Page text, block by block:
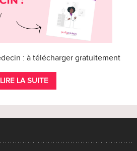
: à télécharger gratuitement
LIRE LA SUITE